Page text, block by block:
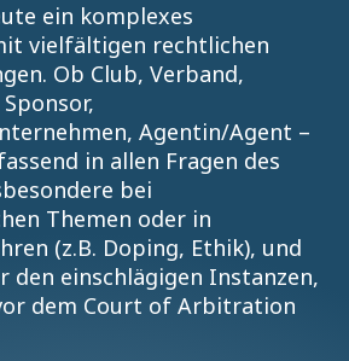
ein komplexes
vielfältigen rechtlichen
Ob Club, Verband,
Agentin/Agent –
in allen Fragen des
bei
Themen oder in
(z.B. Doping, Ethik), und
den einschlägigen Instanzen,
dem Court of Arbitration